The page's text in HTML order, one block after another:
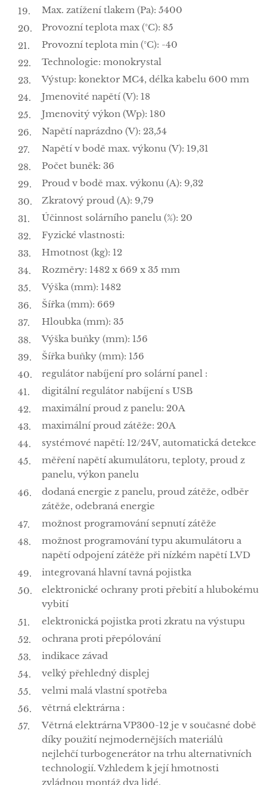
Max. zatížení tlakem (Pa): 5400
Provozní teplota max (°C): 85
Provozní teplota min (°C): -40
Technologie: monokrystal
Výstup: konektor MC4, délka kabelu 600 mm
Jmenovité napětí (V): 18
Jmenovitý výkon (Wp): 180
Napětí naprázdno (V): 23,54
Napětí v bodě max. výkonu (V): 19,31
Počet buněk: 36
Proud v bodě max. výkonu (A): 9,32
Zkratový proud (A): 9,79
Účinnost solárního panelu (%): 20
Fyzické vlastnosti:
Hmotnost (kg): 12
Rozměry: 1482 x 669 x 35 mm
Výška (mm): 1482
Šířka (mm): 669
Hloubka (mm): 35
Výška buňky (mm): 156
Šířka buňky (mm): 156
regulátor nabíjení pro solární panel :
digitální regulátor nabíjení s USB
maximální proud z panelu: 20A
maximální proud zátěže: 20A
systémové napětí: 12/24V, automatická detekce
měření napětí akumulátoru, teploty, proud z
panelu, výkon panelu
dodaná energie z panelu, proud zátěže, odběr
zátěže, odebraná energie
možnost programování sepnutí zátěže
možnost programování typu akumulátoru a
napětí odpojení zátěže při nízkém napětí LVD
integrovaná hlavní tavná pojistka
elektronické ochrany proti přebití a hlubokému
vybití
elektronická pojistka proti zkratu na výstupu
ochrana proti přepólování
indikace závad
velký přehledný displej
velmi malá vlastní spotřeba
větrná elektrárna :
Větrná elektrárna VP300-12 je v současné době
díky použití nejmodernějších materiálů
nejlehčí turbogenerátor na trhu alternativních
technologií. Vzhledem k její hmotnosti
zvládnou montáž dva lidé.